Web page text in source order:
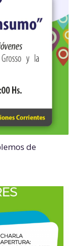
de